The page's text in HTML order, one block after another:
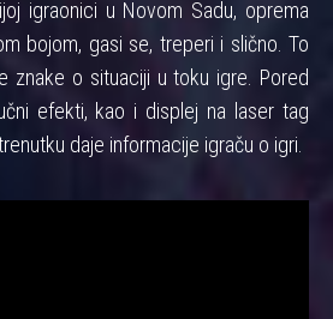
igraonici u Novom Sadu, oprema
bojom, gasi se, treperi i slično. To
znake o situaciji u toku igre. Pored
efekti, kao i displej na laser tag
daje informacije igraču o igri.